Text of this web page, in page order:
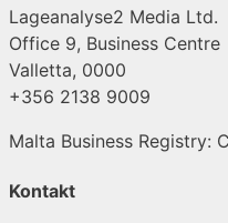
Lageanalyse2 Media Ltd.
Office 9, Business Centre
Valletta, 0000
+356 2138 9009
Malta Business Registry:
Kontakt